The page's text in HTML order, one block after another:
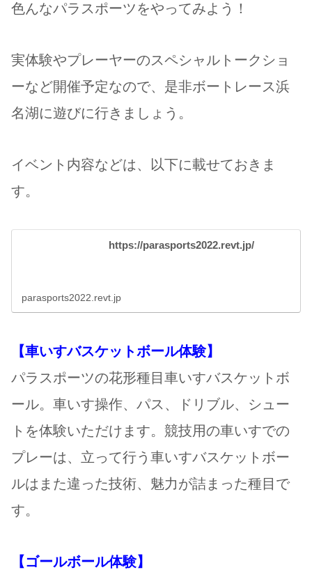
色んなパラスポーツをやってみよう！
実体験やプレーヤーのスペシャルトークショ
ーなど開催予定なので、是非ボートレース浜
名湖に遊びに行きましょう。
イベント内容などは、以下に載せておきま
す。
https://parasports2022.revt.jp/
parasports2022.revt.jp
【車いすバスケットボール体験】
パラスポーツの花形種目車いすバスケットボ
ール。車いす操作、パス、ドリブル、シュー
トを体験いただけます。競技用の車いすでの
プレーは、立って行う車いすバスケットボー
ルはまた違った技術、魅力が詰まった種目で
す。
【ゴールボール体験】